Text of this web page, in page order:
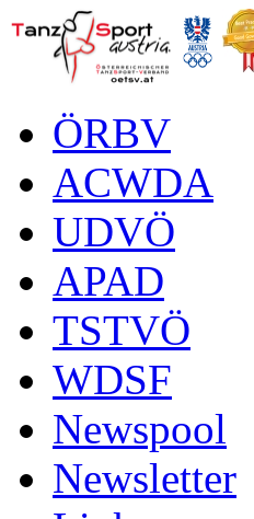
ÖRBV
ACWDA
UDVÖ
APAD
TSTVÖ
WDSF
Newspool
Newsletter